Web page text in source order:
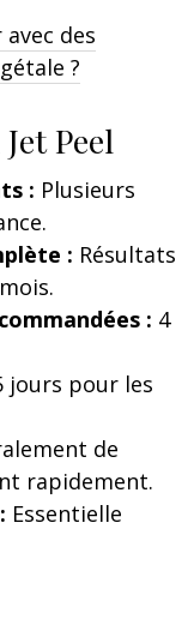
des
?
Peel
: Plusieurs
: Résultats
: 4
jours pour les
de
rapidement.
Essentielle